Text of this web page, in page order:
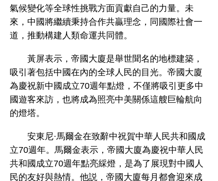
氣候變化等全球性挑戰方面貢獻自己的力量。未
來，中國將繼續秉持合作共贏理念，同國際社會一
道，推動構建人類命運共同體。
黃屏表示，帝國大廈是舉世聞名的地標建築，
吸引著包括中國在內的全球人民的目光。帝國大廈
為慶祝新中國成立70週年點燈，不僅將吸引更多中
國遊客來訪，也將成為照亮中美關係這艘巨輪航向
的燈塔。
安東尼·馬爾金在致辭中祝賀中華人民共和國成
立70週年。馬爾金表示，帝國大廈為慶祝中華人民
共和國成立70週年點亮綵燈，是為了展現對中國人
民的友好與熱情。他説，帝國大廈每月都會迎來成